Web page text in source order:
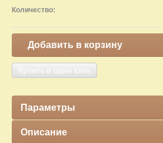
Количество:
Добавить в корзину
Параметры
Описание